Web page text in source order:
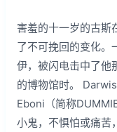
害羞的十一岁的古斯
了不可挽回的变化。
伊，被闪电击中了他
的博物馆时。
Eboni（简称
小鬼，不惧怕或痛苦